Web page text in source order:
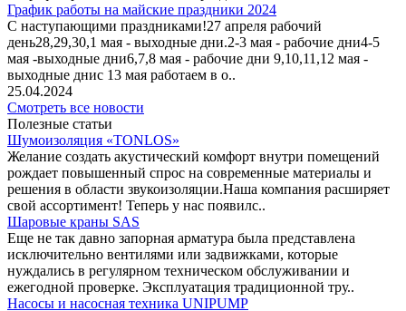
График работы на майские праздники 2024
С наступающими праздниками!27 апреля рабочий
день28,29,30,1 мая - выходные дни.2-3 мая - рабочие дни4-5
мая -выходные дни6,7,8 мая - рабочие дни 9,10,11,12 мая -
выходные днис 13 мая работаем в о..
25.04.2024
Смотреть все новости
Полезные статьи
Шумоизоляция «TONLOS»
Желание создать акустический комфорт внутри помещений
рождает повышенный спрос на современные материалы и
решения в области звукоизоляции.Наша компания расширяет
свой ассортимент! Теперь у нас появилс..
Шаровые краны SAS
Еще не так давно запорная арматура была представлена
исключительно вентилями или задвижками, которые
нуждались в регулярном техническом обслуживании и
ежегодной проверке. Эксплуатация традиционной тру..
Насосы и насосная техника UNIPUMP